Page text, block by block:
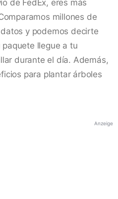
de FedEx, eres más
millones de
y podemos decirte
llegue a tu
durante el día. Además,
para plantar árboles
Anzeige